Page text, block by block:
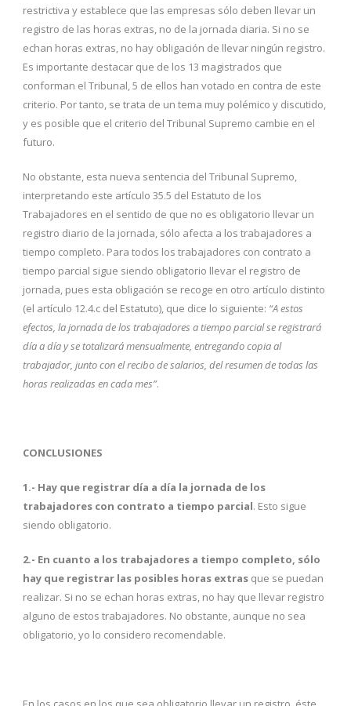
restrictiva y establece que las empresas sólo deben llevar un
registro de las horas extras, no de la jornada diaria. Si no se
echan horas extras, no hay obligación de llevar ningún registro.
Es importante destacar que de los 13 magistrados que
conforman el Tribunal, 5 de ellos han votado en contra de este
criterio. Por tanto, se trata de un tema muy polémico y discutido,
y es posible que el criterio del Tribunal Supremo cambie en el
futuro.
No obstante, esta nueva sentencia del Tribunal Supremo,
interpretando este artículo 35.5 del Estatuto de los
Trabajadores en el sentido de que no es obligatorio llevar un
registro diario de la jornada, sólo afecta a los trabajadores a
tiempo completo. Para todos los trabajadores con contrato a
tiempo parcial sigue siendo obligatorio llevar el registro de
jornada, pues esta obligación se recoge en otro artículo distinto
(el artículo 12.4.c del Estatuto), que dice lo siguiente: “A estos
efectos, la jornada de los trabajadores a tiempo parcial se registrará
día a día y se totalizará mensualmente, entregando copia al
trabajador, junto con el recibo de salarios, del resumen de todas las
horas realizadas en cada mes”.
CONCLUSIONES
1.- Hay que registrar día a día la jornada de los
trabajadores con contrato a tiempo parcial. Esto sigue
siendo obligatorio.
2.- En cuanto a los trabajadores a tiempo completo, sólo
hay que registrar las posibles horas extras que se puedan
realizar. Si no se echan horas extras, no hay que llevar registro
alguno de estos trabajadores. No obstante, aunque no sea
obligatorio, yo lo considero recomendable.